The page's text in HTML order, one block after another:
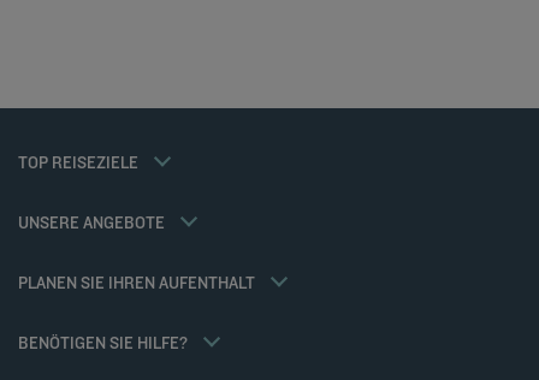
TOP REISEZIELE
UNSERE ANGEBOTE
Mitgliedsrate
PLANEN SIE IHREN AUFENTHALT
BENÖTIGEN SIE HILFE?
Impressum
Richtlinie zur Verwendung von Cookies
Allgemeinen Geschäftsbedingungen
Karriere